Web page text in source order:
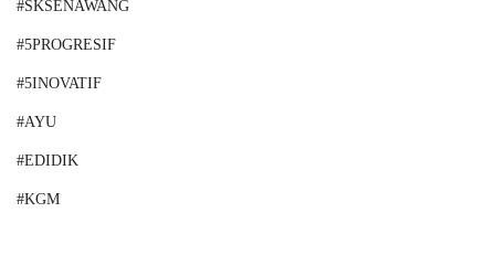
#SKSENAWANG
#5PROGRESIF
#5INOVATIF
#AYU
#EDIDIK
#KGM